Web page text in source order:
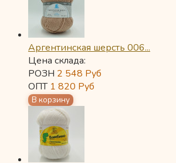
Аргентинская шерсть 006...
Цена склада:
РОЗН 2 548 Руб
ОПТ 1 820 Руб